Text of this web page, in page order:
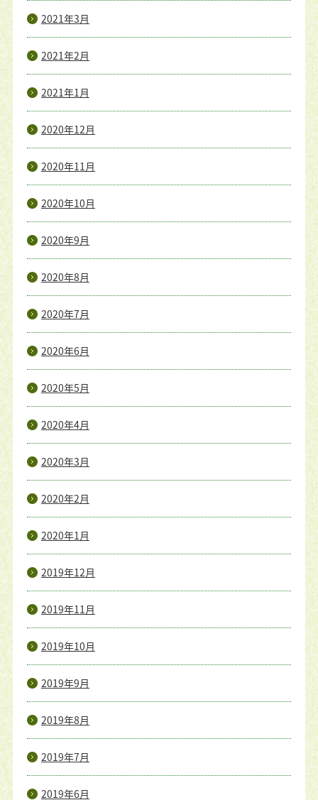
2021年3月
2021年2月
2021年1月
2020年12月
2020年11月
2020年10月
2020年9月
2020年8月
2020年7月
2020年6月
2020年5月
2020年4月
2020年3月
2020年2月
2020年1月
2019年12月
2019年11月
2019年10月
2019年9月
2019年8月
2019年7月
2019年6月